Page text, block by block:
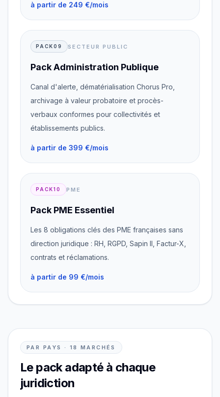
à partir de 249 €/mois
PACK09 SECTEUR PUBLIC
Pack Administration Publique
Canal d'alerte, dématérialisation Chorus Pro,
archivage à valeur probatoire et procès-
verbaux conformes pour collectivités et
établissements publics.
à partir de 399 €/mois
PACK10 PME
Pack PME Essentiel
Les 8 obligations clés des PME françaises sans
direction juridique : RH, RGPD, Sapin II, Factur-X,
contrats et réclamations.
à partir de 99 €/mois
PAR PAYS · 18 MARCHÉS
Le pack adapté à chaque
juridiction